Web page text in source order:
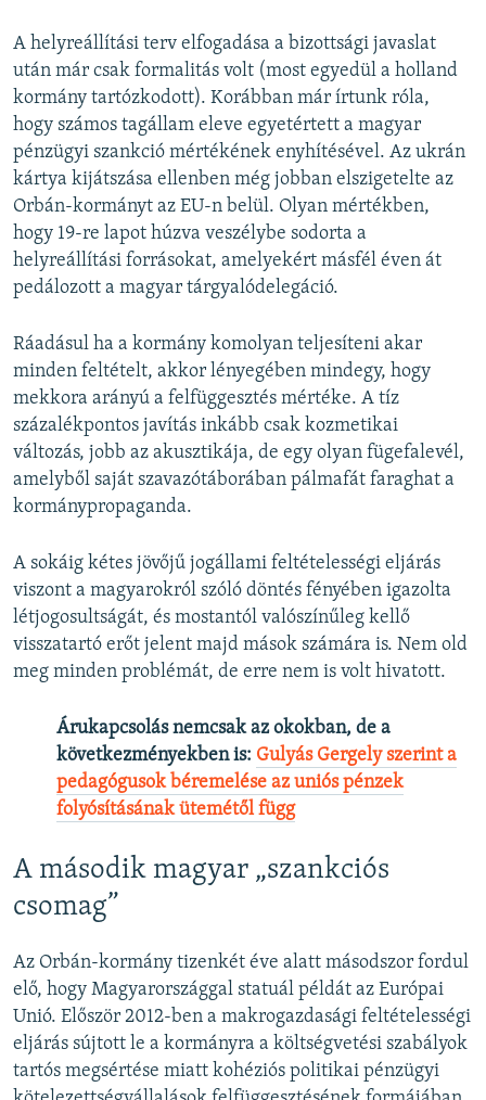
A helyreállítási terv elfogadása a bizottsági javaslat
után már csak formalitás volt (most egyedül a holland
kormány tartózkodott). Korábban már írtunk róla,
hogy számos tagállam eleve egyetértett a magyar
pénzügyi szankció mértékének enyhítésével. Az ukrán
kártya kijátszása ellenben még jobban elszigetelte az
Orbán-kormányt az EU-n belül. Olyan mértékben,
hogy 19-re lapot húzva veszélybe sodorta a
helyreállítási forrásokat, amelyekért másfél éven át
pedálozott a magyar tárgyalódelegáció.
Ráadásul ha a kormány komolyan teljesíteni akar
minden feltételt, akkor lényegében mindegy, hogy
mekkora arányú a felfüggesztés mértéke. A tíz
százalékpontos javítás inkább csak kozmetikai
változás, jobb az akusztikája, de egy olyan fügefalevél,
amelyből saját szavazótáborában pálmafát faraghat a
kormánypropaganda.
A sokáig kétes jövőjű jogállami feltételességi eljárás
viszont a magyarokról szóló döntés fényében igazolta
létjogosultságát, és mostantól valószínűleg kellő
visszatartó erőt jelent majd mások számára is. Nem old
meg minden problémát, de erre nem is volt hivatott.
Árukapcsolás nemcsak az okokban, de a
következményekben is: ​ Gulyás Gergely szerint a
pedagógusok béremelése az uniós pénzek
folyósításának ütemétől függ
A második magyar „szankciós
csomag”
Az Orbán-kormány tizenkét éve alatt másodszor fordul
elő, hogy Magyarországgal statuál példát az Európai
Unió. Először 2012-ben a makrogazdasági feltételességi
eljárás sújtott le a kormányra a költségvetési szabályok
tartós megsértése miatt kohéziós politikai pénzügyi